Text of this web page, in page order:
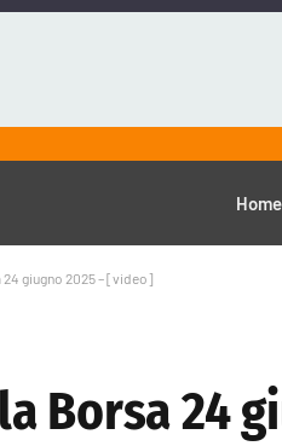
Home
giugno 2025 – [video]
Borsa 24